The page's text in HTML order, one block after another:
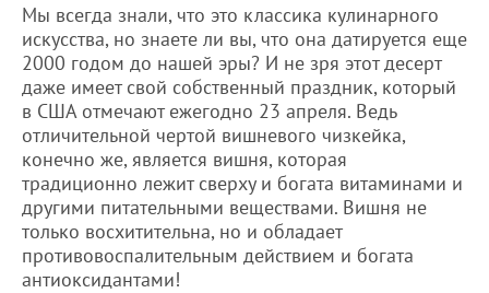
Мы всегда знали, что это классика кулинарного
искусства, но знаете ли вы, что она датируется еще
2000 годом до нашей эры? И не зря этот десерт
даже имеет свой собственный праздник, который
в США отмечают ежегодно 23 апреля. Ведь
отличительной чертой вишневого чизкейка,
конечно же, является вишня, которая
традиционно лежит сверху и богата витаминами и
другими питательными веществами. Вишня не
только восхитительна, но и обладает
противовоспалительным действием и богата
антиоксидантами!